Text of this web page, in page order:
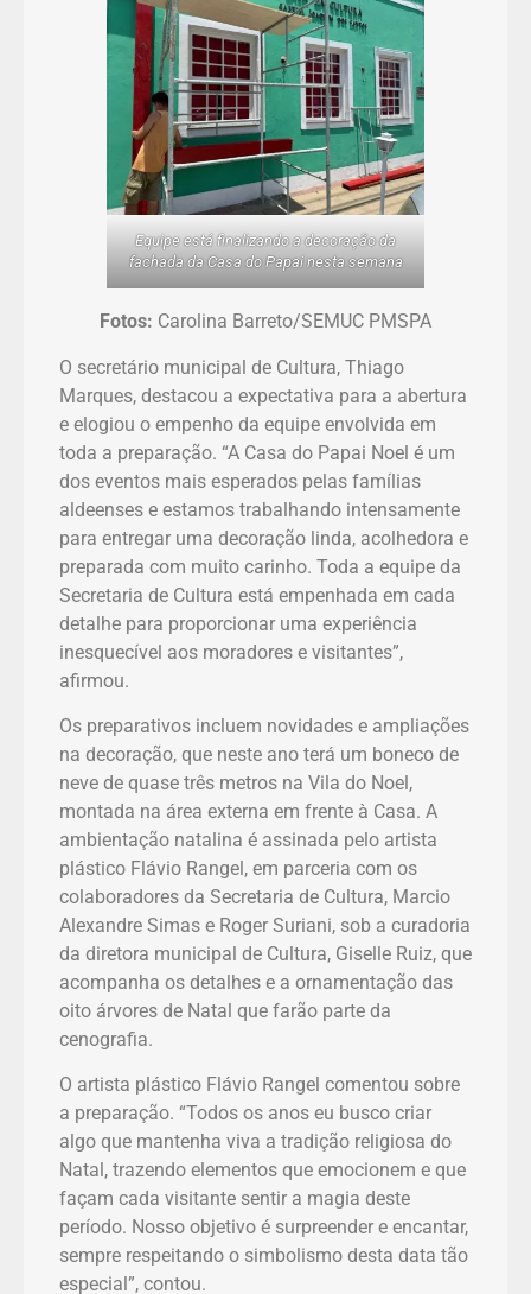
Equipe está finalizando a decoração da
fachada da Casa do Papai nesta semana
Fotos: Carolina Barreto/SEMUC PMSPA
O secretário municipal de Cultura, Thiago
Marques, destacou a expectativa para a abertura
e elogiou o empenho da equipe envolvida em
toda a preparação. “A Casa do Papai Noel é um
dos eventos mais esperados pelas famílias
aldeenses e estamos trabalhando intensamente
para entregar uma decoração linda, acolhedora e
preparada com muito carinho. Toda a equipe da
Secretaria de Cultura está empenhada em cada
detalhe para proporcionar uma experiência
inesquecível aos moradores e visitantes”,
afirmou.
Os preparativos incluem novidades e ampliações
na decoração, que neste ano terá um boneco de
neve de quase três metros na Vila do Noel,
montada na área externa em frente à Casa. A
ambientação natalina é assinada pelo artista
plástico Flávio Rangel, em parceria com os
colaboradores da Secretaria de Cultura, Marcio
Alexandre Simas e Roger Suriani, sob a curadoria
da diretora municipal de Cultura, Giselle Ruiz, que
acompanha os detalhes e a ornamentação das
oito árvores de Natal que farão parte da
cenografia.
O artista plástico Flávio Rangel comentou sobre
a preparação. “Todos os anos eu busco criar
algo que mantenha viva a tradição religiosa do
Natal, trazendo elementos que emocionem e que
façam cada visitante sentir a magia deste
período. Nosso objetivo é surpreender e encantar,
sempre respeitando o simbolismo desta data tão
especial”, contou.